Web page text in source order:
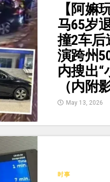
【阿嫲
马65岁
撞2车后
演跨州
内搜出“
（内附
May 13, 2026
时事